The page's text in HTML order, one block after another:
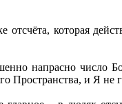
отсчёта, которая
напрасно число
Пространства, и Я